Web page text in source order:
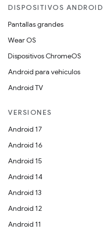
DISPOSITIVOS ANDROID
Pantallas grandes
Wear OS
Dispositivos ChromeOS
Android para vehículos
Android TV
VERSIONES
Android 17
Android 16
Android 15
Android 14
Android 13
Android 12
Android 11